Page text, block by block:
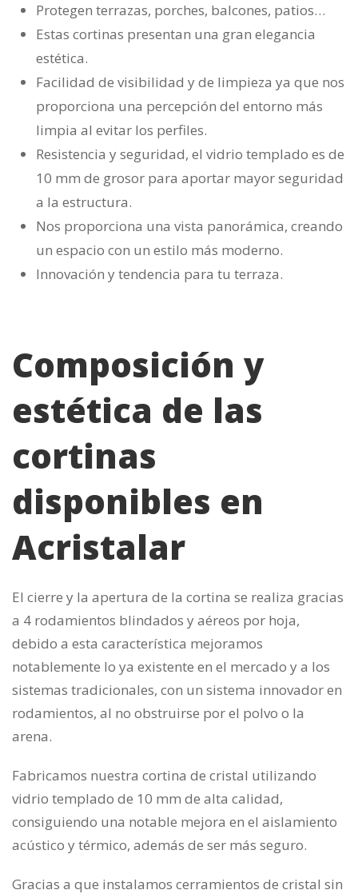
Protegen terrazas, porches, balcones, patios…
Estas cortinas presentan una gran elegancia
estética.
Facilidad de visibilidad y de limpieza ya que nos
proporciona una percepción del entorno más
limpia al evitar los perfiles.
Resistencia y seguridad, el vidrio templado es de
10 mm de grosor para aportar mayor seguridad
a la estructura.
Nos proporciona una vista panorámica, creando
un espacio con un estilo más moderno.
Innovación y tendencia para tu terraza.
Composición y
estética de las
cortinas
disponibles en
Acristalar
El cierre y la apertura de la cortina se realiza gracias
a 4 rodamientos blindados y aéreos por hoja,
debido a esta característica mejoramos
notablemente lo ya existente en el mercado y a los
sistemas tradicionales, con un sistema innovador en
rodamientos, al no obstruirse por el polvo o la
arena.
Fabricamos nuestra cortina de cristal utilizando
vidrio templado de 10 mm de alta calidad,
consiguiendo una notable mejora en el aislamiento
acústico y térmico, además de ser más seguro.
Gracias a que instalamos cerramientos de cristal sin